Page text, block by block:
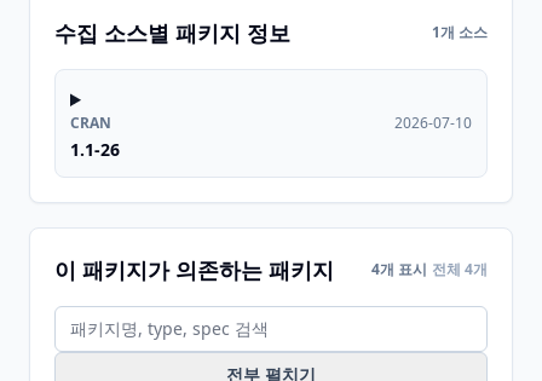
수집 소스별 패키지 정보 1개 소스
CRAN
1.1-26
2026-07-10
이 패키지가 의존하는 패키지 4개 표시 전체 4개
전부 펼치기